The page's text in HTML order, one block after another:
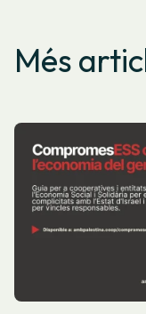
Més